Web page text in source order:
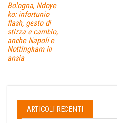
Bologna, Ndoye
ko: infortunio
flash, gesto di
stizza e cambio,
anche Napoli e
Nottingham in
ansia
ARTICOLI RECENTI